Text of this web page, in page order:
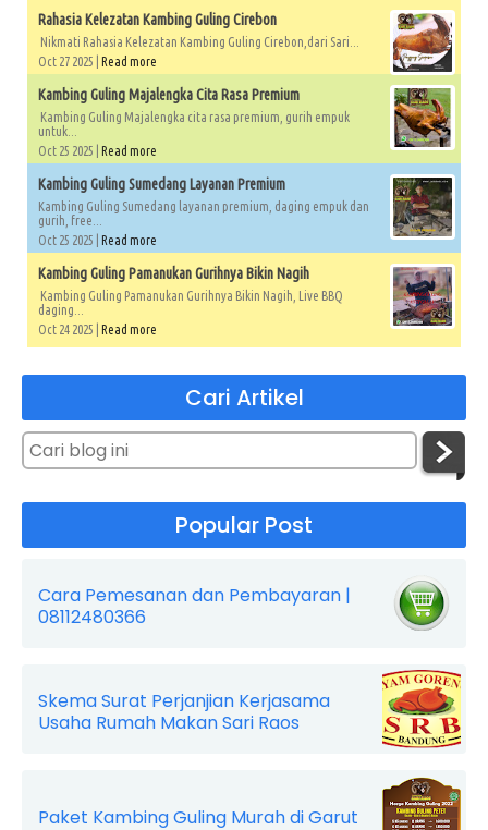
Rahasia Kelezatan Kambing Guling Cirebon
Nikmati Rahasia Kelezatan Kambing Guling Cirebon,dari Sari...
Oct 27 2025 | Read more
Kambing Guling Majalengka Cita Rasa Premium
Kambing Guling Majalengka cita rasa premium, gurih empuk
untuk...
Oct 25 2025 | Read more
Kambing Guling Sumedang Layanan Premium
Kambing Guling Sumedang layanan premium, daging empuk dan
gurih, free...
Oct 25 2025 | Read more
Kambing Guling Pamanukan Gurihnya Bikin Nagih
Kambing Guling Pamanukan Gurihnya Bikin Nagih, Live BBQ
daging...
Oct 24 2025 | Read more
Cari Artikel
Popular Post
Cara Pemesanan dan Pembayaran |
08112480366
Skema Surat Perjanjian Kerjasama
Usaha Rumah Makan Sari Raos
Paket Kambing Guling Murah di Garut